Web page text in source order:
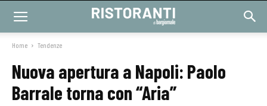
Home Tendenze
Nuova apertura a Napoli: Paolo
Barrale torna con “Aria”